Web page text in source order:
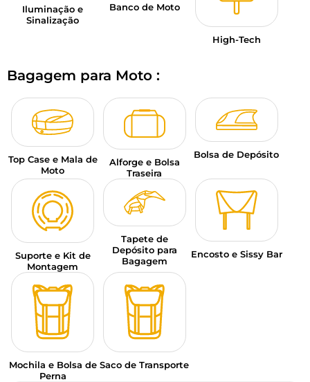
Iluminação e
Sinalização
Banco de Moto
High-Tech
Bagagem para Moto :
Top Case e Mala de
Moto
Alforge e Bolsa
Traseira
Bolsa de Depósito
Suporte e Kit de
Montagem
Tapete de
Depósito para
Bagagem
Encosto e Sissy Bar
Mochila e Bolsa de
Perna
Saco de Transporte